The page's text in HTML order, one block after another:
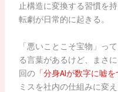
止構造に変換する習慣を
転劇が日常的に起きる。
「悪いことこそ宝物」っ
る言葉があるけど、まさ
回の「分身AIが数字に嘘を
ミスを社内の仕組みに変